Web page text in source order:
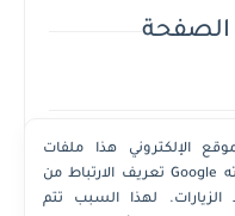
الصفحة
Powered by
الإلكتروني هذا ملفات
تعريف الارتباط من Google لتقديم خدماته
الزيارات. لهذا السبب تتم